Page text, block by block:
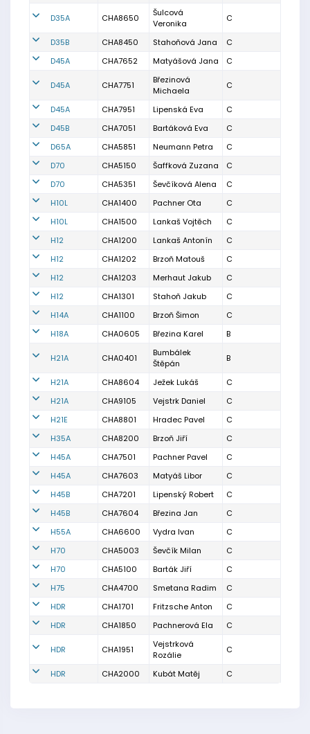
D35A CHA8650
Šulcová
Veronika
C
D35B CHA8450 Stahoňová Jana
C
D45A
CHA7652 Matyášová Jana C
D45A CHA7751
Březinová
Michaela
C
D45A CHA7951 Lipenská Eva
C
D45B
CHA7051 Bartáková Eva
C
D65A
CHA5851 Neumann Petra
C
D70
CHA5150 Šaffková Zuzana
C
D70
CHA5351 Ševčíková Alena
C
H10L
CHA1400 Pachner Ota
C
H10L
CHA1500 Lankaš Vojtěch
C
H12
CHA1200 Lankaš Antonín
C
H12
CHA1202 Brzoň Matouš
C
H12
CHA1203 Merhaut Jakub
C
H12
CHA1301 Stahoň Jakub
C
H14A
CHA1100 Brzoň Šimon
C
H18A
CHA0605 Březina Karel B
H21A CHA0401
Bumbálek
Štěpán
B
H21A CHA8604 Ježek Lukáš
C
H21A
CHA9105 Vejstrk Daniel
C
H21E
CHA8801 Hradec Pavel
C
H35A
CHA8200 Brzoň Jiří
C
H45A
CHA7501 Pachner Pavel
C
H45A
CHA7603 Matyáš Libor
C
H45B
CHA7201 Lipenský Robert
C
H45B
CHA7604 Březina Jan
C
H55A
CHA6600 Vydra Ivan
C
H70
CHA5003 Ševčík Milan
C
H70
CHA5100 Barták Jiří
C
H75
CHA4700 Smetana Radim
C
HDR
CHA1701 Fritzsche Anton
C
HDR
CHA1850 Pachnerová Ela C
HDR CHA1951
Vejstrková
Rozálie
C
HDR CHA2000 Kubát Matěj C